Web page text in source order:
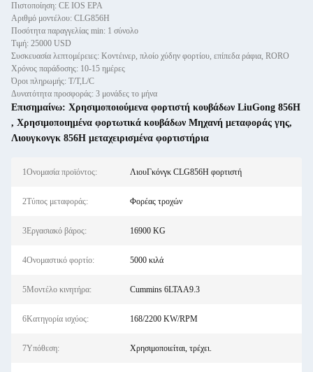
Πιστοποίηση: CE IOS EPA
Αριθμό μοντέλου: CLG856H
Ποσότητα παραγγελίας min: 1 σύνολο
Τιμή: 25000 USD
Συσκευασία λεπτομέρειες: Κοντέινερ, πλοίο χύδην φορτίου, επίπεδα ράφια, RORO
Χρόνος παράδοσης: 10-15 ημέρες
Όροι πληρωμής: T/T,L/C
Δυνατότητα προσφοράς: 3 μονάδες το μήνα
Επισημαίνω: Χρησιμοποιούμενα φορτιστή κουβάδων LiuGong 856H
, Χρησιμοποιημένα φορτωτικά κουβάδων Μηχανή μεταφοράς γης,
Λιουγκονγκ 856H μεταχειρισμένα φορτιστήρια
1Ονομασία προϊόντος: ΛιουΓκόνγκ CLG856H φορτιστή
2Τύπος μεταφοράς: Φορέας τροχών
3Εργασιακό βάρος: 16900 KG
4Ονομαστικό φορτίο: 5000 κιλά
5Μοντέλο κινητήρα: Cummins 6LTAA9.3
6Κατηγορία ισχύος: 168/2200 KW/RPM
7Υπόθεση: Χρησιμοποιείται, τρέχει.